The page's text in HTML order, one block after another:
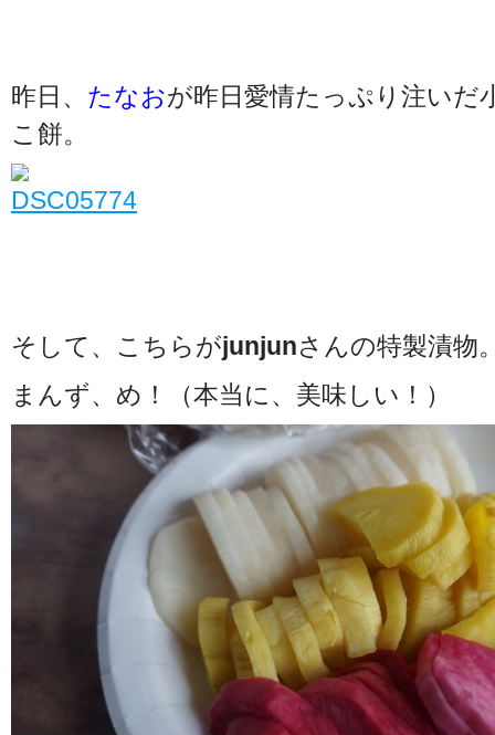
昨日、 たなおが昨日愛情たっぷり注いだ
こ餅。
そして、こちらがjunjunさんの特製漬物
まんず、め！（本当に、美味しい！）